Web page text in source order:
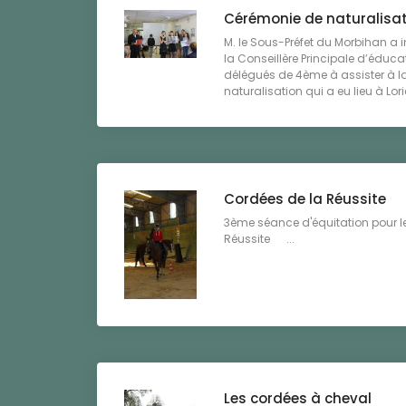
Cérémonie de
M. le Sous-Préfet du Morbihan a
la Conseillère Principale
délégués de 4ème à assister à
naturalisation qui a eu lieu à
Cordées de la Réussite
3ème séance d'équitation pour
Réussite ...
Les cordées à cheval